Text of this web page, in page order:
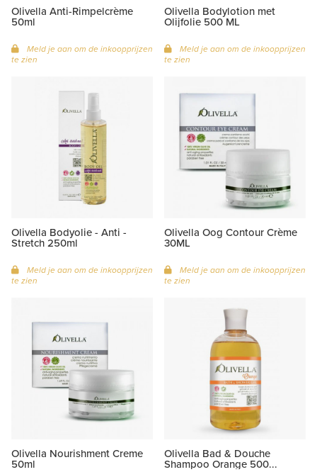
Olivella Anti-Rimpelcrème
50ml
Meld je aan om de inkoopprijzen
te zien
Olivella Bodylotion met
Olijfolie 500 ML
Meld je aan om de inkoopprijzen
te zien
Olivella Bodyolie - Anti -
Stretch 250ml
Meld je aan om de inkoopprijzen
te zien
Olivella Oog Contour Crème
30ML
Meld je aan om de inkoopprijzen
te zien
Olivella Nourishment Creme
50ml
Olivella Bad & Douche
Shampoo Orange 500...